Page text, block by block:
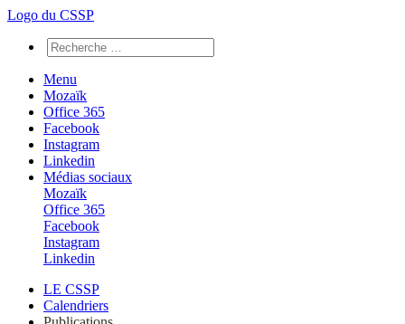
Logo du CSSP
Menu
Mozaïk
Office 365
Facebook
Instagram
Linkedin
Médias sociaux
Mozaïk
Office 365
Facebook
Instagram
Linkedin
LE CSSP
Calendriers